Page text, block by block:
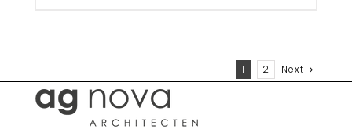
1 2 Next